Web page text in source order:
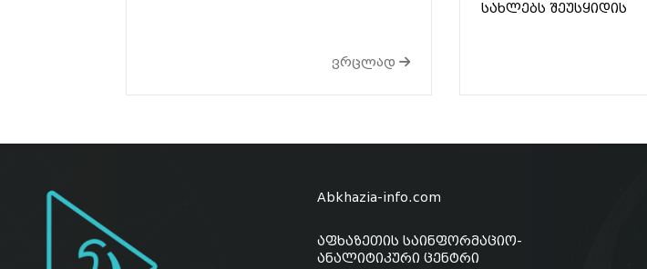
ვრცლად
სახლებს შეუსყიდის
Abkhazia-info.com
აფხაზეთის საინფორმაციო-
ანალიტიკური ცენტრი